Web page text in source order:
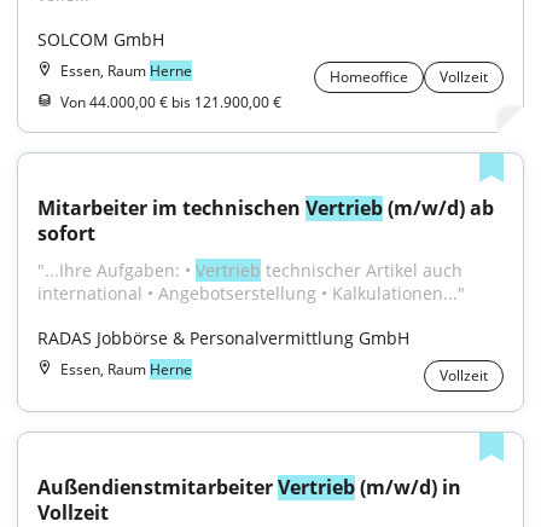
SOLCOM GmbH
Essen, Raum Herne Homeoffice
Vollzeit
Von 44.000,00 € bis 121.900,00 €
Mitarbeiter im technischen Vertrieb (m/w/d) ab
sofort
"...Ihre Aufgaben: • Vertrieb technischer Artikel auch
international • Angebotserstellung • Kalkulationen..."
RADAS Jobbörse & Personalvermittlung GmbH
Essen, Raum Herne Vollzeit
Außendienstmitarbeiter Vertrieb (m/w/d) in
Vollzeit